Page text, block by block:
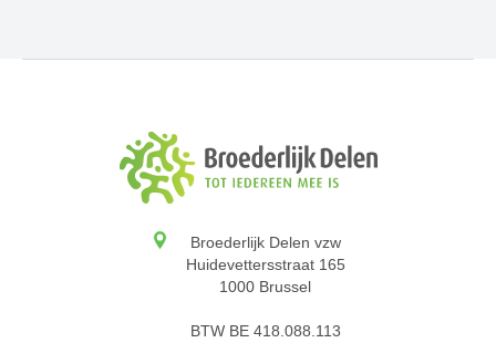
Broederlijk Delen vzw
Huidevettersstraat 165
1000 Brussel
BTW BE 418.088.113